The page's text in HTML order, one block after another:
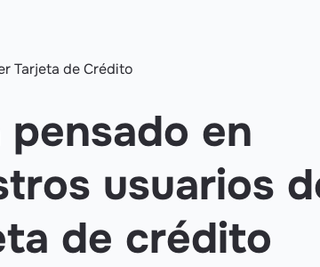
Tarjeta de Crédito
pensado en
usuarios
de crédito